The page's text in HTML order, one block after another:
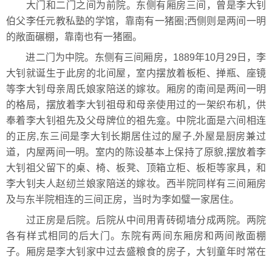
大门和二门之间为前院。东侧有厢房三间，曾是李大钊
伯父李任元教私塾的学馆，靠南有一猪圈;西侧则是两间一明
的敞面碾棚，靠南也有一猪圈。
进二门为中院。东侧有三间厢房，1889年10月29日，李
大钊就诞生于此房的北间屋，室内摆放着板柜、掸瓶、座镜
等李大钊母亲周氏娘家陪送的嫁妆。厢房的南间是两间一明
的格局，摆放着李大钊祖母和母亲使用过的一架织布机，供
奉着李大钊祖先及父母牌位的祖先龛。中院北面是六间相连
的正房,东三间是李大钊长期居住过的屋子,外屋是厨房兼过
道，内屋两间一明。室内的陈设基本上保持了原貌,摆放着李
大钊祖父留下的桌、椅、板凳、顶箱立柜、板柜等家具，和
李大钊夫人赵纫兰娘家陪送的嫁妆。西半院同样有三间厢房
及与东半院相连的三间正房，当时为李如璧一家居住。
过正房是后院。后院从中间用青砖砌墙分成两院。两院
各有样式相同的后大门。东院有两间东厢房和两间敞面棚
子。厢房是李大钊家中过去盛粮食的房子，大钊童年时常在